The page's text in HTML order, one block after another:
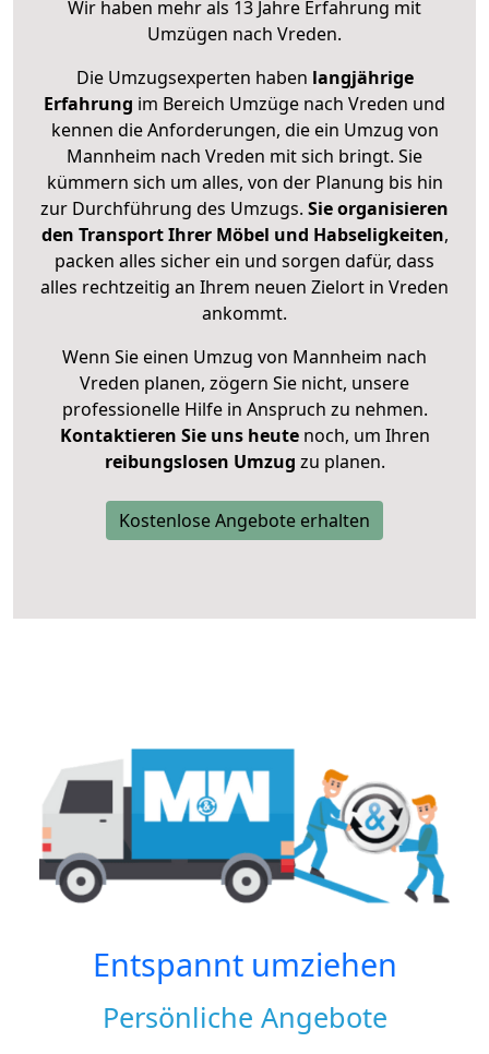
Wir haben mehr als 13 Jahre Erfahrung mit
Umzügen nach Vreden.
Die Umzugsexperten haben langjährige
Erfahrung im Bereich Umzüge nach Vreden und
kennen die Anforderungen, die ein Umzug von
Mannheim nach Vreden mit sich bringt. Sie
kümmern sich um alles, von der Planung bis hin
zur Durchführung des Umzugs. Sie organisieren
den Transport Ihrer Möbel und Habseligkeiten,
packen alles sicher ein und sorgen dafür, dass
alles rechtzeitig an Ihrem neuen Zielort in Vreden
ankommt.
Wenn Sie einen Umzug von Mannheim nach
Vreden planen, zögern Sie nicht, unsere
professionelle Hilfe in Anspruch zu nehmen.
Kontaktieren Sie uns heutenoch, um Ihren
reibungslosen Umzug zu planen.
Kostenlose Angebote erhalten
Entspannt umziehen
Persönliche Angebote